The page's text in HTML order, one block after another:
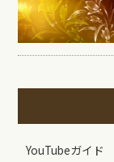
YouTubeガイド